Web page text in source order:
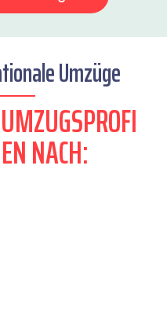
Umzüge
NACH: